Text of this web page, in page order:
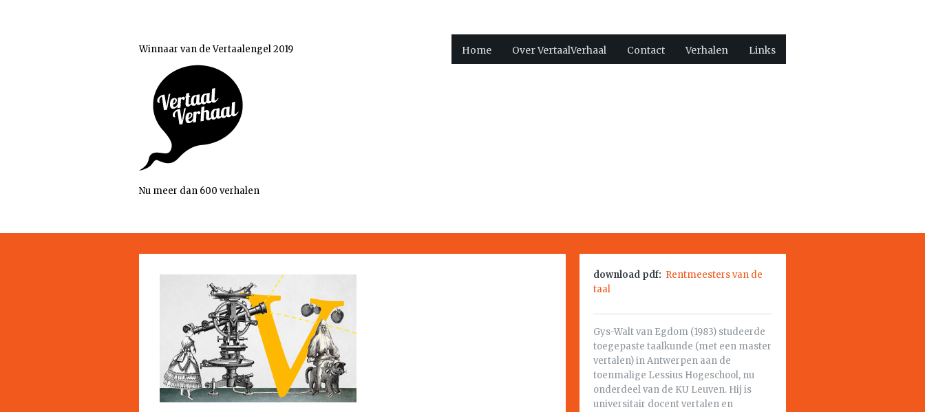
Winnaar van de Vertaalengel 2019
Nu meer dan 600 verhalen
Home Over VertaalVerhaal Contact Verhalen Links
download pdf: Rentmeesters van de
taal
Gys-Walt van Egdom (1983) studeerde
toegepaste taalkunde (met een master
vertalen) in Antwerpen aan de
toenmalige Lessius Hogeschool, nu
onderdeel van de KU Leuven. Hij is
universitair docent vertalen en